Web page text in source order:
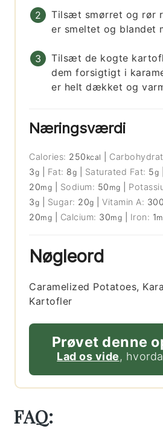
Tilsæt smørret og rør
er smeltet og blandet
Tilsæt de kogte
dem forsigtigt i
er helt dækket og
Næringsværdi
Calories: 250 kcal
3g Fat: 8g Saturated Fat: 5g
20mg Sodium: 50 mg
3g Sugar: 20g |Vitamin A: 300
20mg Calcium: 30mg Iron: 1
Nøgleord
Caramelized Potatoes,
Kartofler
Prøvet denne
Lad os vide,
FAQ: